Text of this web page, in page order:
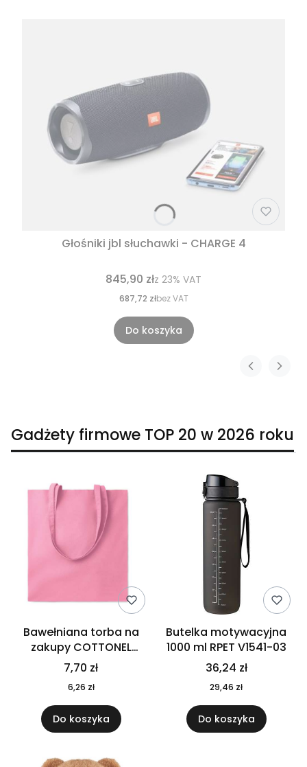
Głośniki jbl słuchawki - CHARGE 4
845,90 złz 23% VAT
687,72 złbez VAT
Do koszyka
Gadżety firmowe TOP 20 w 2026 roku
Bawełniana torba na
zakupy COTTONEL
COLOUR++ MO9846-11
7,70 zł
6,26 zł
Do koszyka
Butelka motywacyjna
1000 ml RPET V1541-03
36,24 zł
29,46 zł
Do koszyka